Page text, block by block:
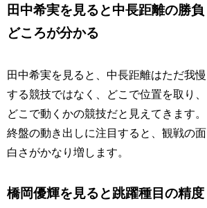
田中希実を見ると中長距離の勝負
どころが分かる
田中希実を見ると、中長距離はただ我慢
する競技ではなく、どこで位置を取り、
どこで動くかの競技だと見えてきます。
終盤の動き出しに注目すると、観戦の面
白さがかなり増します。
橋岡優輝を見ると跳躍種目の精度